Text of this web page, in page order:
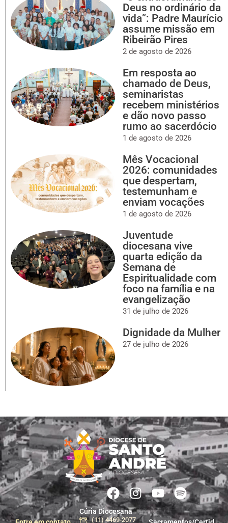
Deus no ordinário da
vida”: Padre Maurício
assume missão em
Ribeirão Pires
2 de agosto de 2026
Em resposta ao
chamado de Deus,
seminaristas
recebem ministérios
e dão novo passo
rumo ao sacerdócio
1 de agosto de 2026
Mês Vocacional
2026: comunidades
que despertam,
testemunham e
enviam vocações
1 de agosto de 2026
Juventude
diocesana vive
quarta edição da
Semana de
Espiritualidade com
foco na família e na
evangelização
31 de julho de 2026
Dignidade da Mulher
27 de julho de 2026
Cúria Diocesana
(11) 4469-2077